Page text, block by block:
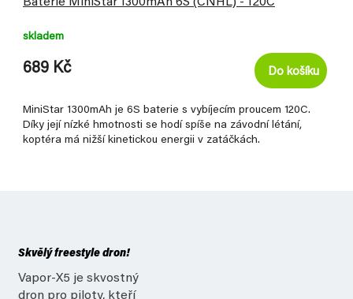
Baterie MiniStar 1300mAh 6S (CNHL) - 120C
skladem
689 Kč Do košíku
MiniStar 1300mAh je 6S baterie s vybíjecím proucem 120C.
Díky její nízké hmotnosti se hodí spíše na závodní létání,
koptéra má nižší kinetickou energii v zatáčkách.
Skvělý freestyle dron!
Vapor-X5 je skvostný
dron pro piloty, kteří